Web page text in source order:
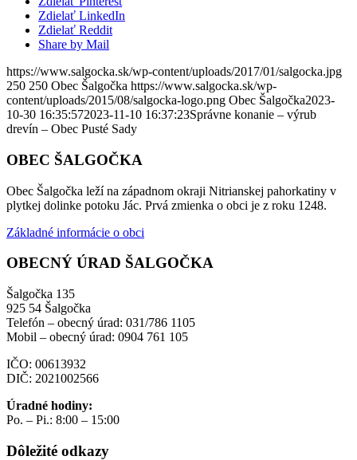
Zdielať LinkedIn
Zdielať Reddit
Share by Mail
https://www.salgocka.sk/wp-content/uploads/2017/01/salgocka.jpg
250 250 Obec Šalgočka https://www.salgocka.sk/wp-
content/uploads/2015/08/salgocka-logo.png Obec Šalgočka2023-
10-30 16:35:572023-11-10 16:37:23Správne konanie – výrub
drevín – Obec Pusté Sady
OBEC ŠALGOČKA
Obec Šalgočka leží na západnom okraji Nitrianskej pahorkatiny v
plytkej dolinke potoku Jác. Prvá zmienka o obci je z roku 1248.
Základné informácie o obci
OBECNÝ ÚRAD ŠALGOČKA
Šalgočka 135
925 54 Šalgočka
Telefón – obecný úrad: 031/786 1105
Mobil – obecný úrad: 0904 761 105
IČO: 00613932
DIČ: 2021002566
Úradné hodiny:
Po. – Pi.: 8:00 – 15:00
Dôležité odkazy